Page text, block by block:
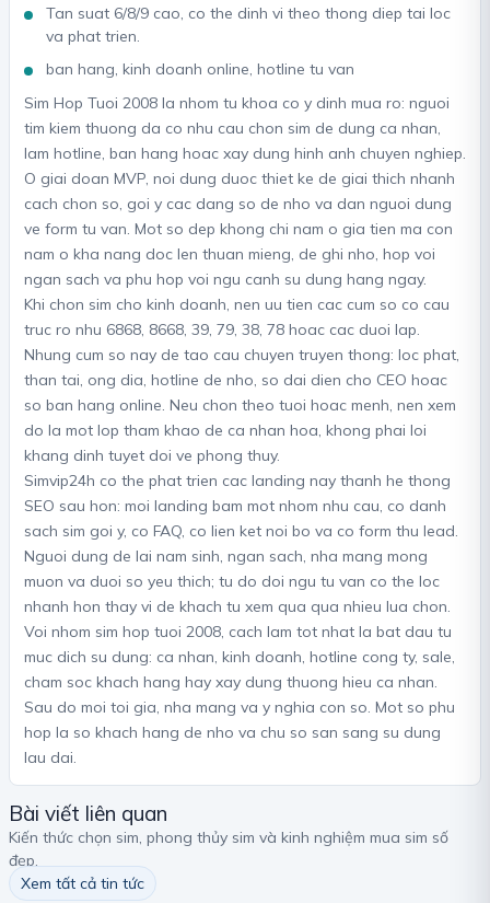
Tan suat 6/8/9 cao, co the dinh vi theo thong diep tai loc
va phat trien.
ban hang, kinh doanh online, hotline tu van
Sim Hop Tuoi 2008 la nhom tu khoa co y dinh mua ro: nguoi
tim kiem thuong da co nhu cau chon sim de dung ca nhan,
lam hotline, ban hang hoac xay dung hinh anh chuyen nghiep.
O giai doan MVP, noi dung duoc thiet ke de giai thich nhanh
cach chon so, goi y cac dang so de nho va dan nguoi dung
ve form tu van. Mot so dep khong chi nam o gia tien ma con
nam o kha nang doc len thuan mieng, de ghi nho, hop voi
ngan sach va phu hop voi ngu canh su dung hang ngay.
Khi chon sim cho kinh doanh, nen uu tien cac cum so co cau
truc ro nhu 6868, 8668, 39, 79, 38, 78 hoac cac duoi lap.
Nhung cum so nay de tao cau chuyen truyen thong: loc phat,
than tai, ong dia, hotline de nho, so dai dien cho CEO hoac
so ban hang online. Neu chon theo tuoi hoac menh, nen xem
do la mot lop tham khao de ca nhan hoa, khong phai loi
khang dinh tuyet doi ve phong thuy.
Simvip24h co the phat trien cac landing nay thanh he thong
SEO sau hon: moi landing bam mot nhom nhu cau, co danh
sach sim goi y, co FAQ, co lien ket noi bo va co form thu lead.
Nguoi dung de lai nam sinh, ngan sach, nha mang mong
muon va duoi so yeu thich; tu do doi ngu tu van co the loc
nhanh hon thay vi de khach tu xem qua qua nhieu lua chon.
Voi nhom sim hop tuoi 2008, cach lam tot nhat la bat dau tu
muc dich su dung: ca nhan, kinh doanh, hotline cong ty, sale,
cham soc khach hang hay xay dung thuong hieu ca nhan.
Sau do moi toi gia, nha mang va y nghia con so. Mot so phu
hop la so khach hang de nho va chu so san sang su dung
lau dai.
Bài viết liên quan
Kiến thức chọn sim, phong thủy sim và kinh nghiệm mua sim số
đẹp.
Xem tất cả tin tức